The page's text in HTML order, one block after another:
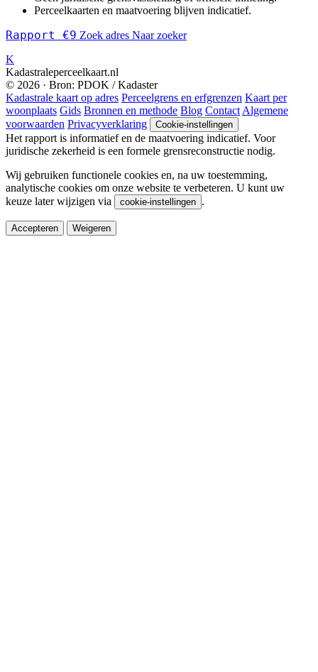
Perceelkaarten en maatvoering blijven indicatief.
Rapport €9 Zoek adres Naar zoeker
K
Kadastraleperceelkaart.nl
© 2026 · Bron: PDOK / Kadaster
Kadastrale kaart op adres Perceelgrens en erfgrenzen Kaart per
woonplaats Gids Bronnen en methode Blog Contact Algemene
voorwaarden Privacyverklaring Cookie-instellingen
Het rapport is informatief en de maatvoering indicatief. Voor
juridische zekerheid is een formele grensreconstructie nodig.
Wij gebruiken functionele cookies en, na uw toestemming,
analytische cookies om onze website te verbeteren. U kunt uw
keuze later wijzigen via
cookie-instellingen .
Accepteren Weigeren